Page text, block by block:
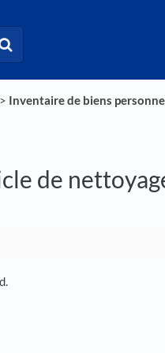
​ > ​ ​Inventaire de biens
de